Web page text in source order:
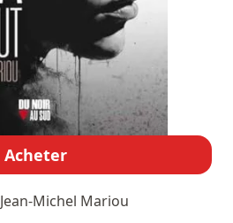
Acheter
Jean-Michel Mariou